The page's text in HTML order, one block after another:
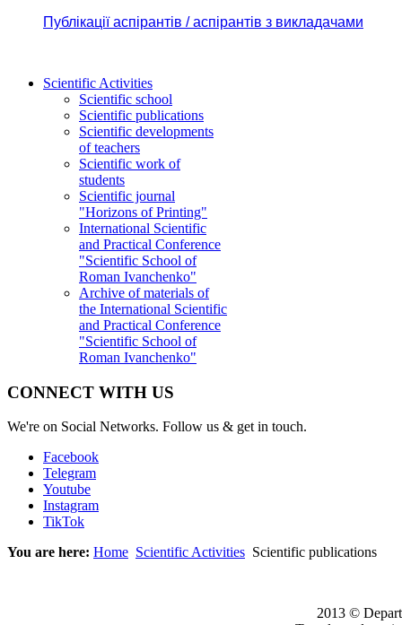
Публікації аспірантів / аспірантів з викладачами
Scientific Activities
Scientific school
Scientific publications
Scientific developments
of teachers
Scientific work of
students
Scientific journal
"Horizons of Printing"
International Scientific
and Practical Conference
"Scientific School of
Roman Ivanchenko"
Archive of materials of
the International Scientific
and Practical Conference
"Scientific School of
Roman Ivanchenko"
CONNECT WITH US
We're on Social Networks. Follow us & get in touch.
Facebook
Telegram
Youtube
Instagram
TikTok
You are here: Home Scientific Activities Scientific publications
2013 ©